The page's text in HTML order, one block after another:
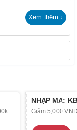
Xem thêm
NHẬP MÃ:
Giảm 5,000